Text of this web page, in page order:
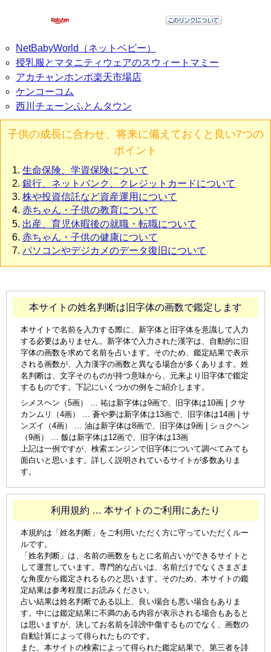
NetBabyWorld（ネットベビー）
授乳服とマタニティウェアのスウィートマミー
アカチャンホンポ楽天市場店
ケンコーコム
西川チェーンふとんタウン
子供の成長に合わせ、将来に備えておくと良い7つの
ポイント
生命保険、学資保険について
銀行、ネットバンク、クレジットカードについて
株や投資信託など資産運用について
赤ちゃん・子供の教育について
出産、育児休暇後の就職・転職について
赤ちゃん・子供の健康について
パソコンやデジカメのデータ復旧について
本サイトの姓名判断は旧字体の画数で鑑定します
本サイトで名前を入力する際に、新字体と旧字体を意識して入力
する必要はありません。新字体で入力された漢字は、自動的に旧
字体の画数を求めて名前を占います。そのため、鑑定結果で表示
される画数が、入力漢字の画数と異なる場合が多くあります。姓
名判断は、文字そのものが持つ意味から、元来より旧字体で鑑定
するものです。下記にいくつかの例をご紹介します。
シメスヘン（5画） … 祐は新字体は9画で、旧字体は10画 | クサ
カンムリ（4画） … 蒼や夢は新字体は13画で、旧字体は14画 | サ
ンズイ（4画） … 油は新字体は8画で、旧字体は9画 | ショクヘン
（9画） … 飯は新字体は12画で、旧字体は13画
上記は一例ですが、検索エンジンで旧字体について調べてみても
面白いと思います。詳しく説明されているサイトが多数ありま
す。
利用規約 … 本サイトのご利用にあたり
本規約は「姓名判断」をご利用いただく方に守っていただくルー
ルです。
「姓名判断」は、名前の画数をもとに名前占いができるサイトと
して運営しています。専門的な占いは、名前だけでなくさまざま
な角度から鑑定されるものと思います。そのため、本サイトの鑑
定結果は参考程度にお読みください。
占い結果は姓名判断である以上、良い場合も悪い場合もありま
す。中には鑑定結果に不満のある内容が表示される場合もあると
は思いますが、決してお名前を誹謗中傷するものでなく、画数の
自動計算によって得られたものです。
また、本サイトの検索によって得られた鑑定結果で、第三者を誹